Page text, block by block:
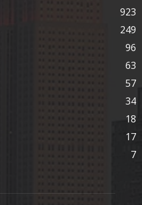
923
249
96
63
57
34
18
17
7